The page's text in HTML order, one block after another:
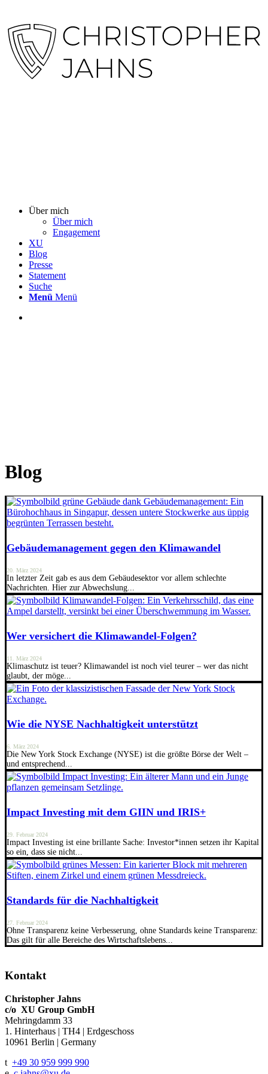
Über mich
Über mich
Engagement
XU
Blog
Presse
Statement
Suche
Menü Menü
Blog
Gebäudemanagement gegen den Klimawandel
20. März 2024
In letzter Zeit gab es aus dem Gebäudesektor vor allem schlechte
Nachrichten. Hier zur Abwechslung...
Wer versichert die Klimawandel-Folgen?
11. März 2024
Klimaschutz ist teuer? Klimawandel ist noch viel teurer – wer das nicht
glaubt, der möge...
Wie die NYSE Nachhaltigkeit unterstützt
6. März 2024
Die New York Stock Exchange (NYSE) ist die größte Börse der Welt –
und entsprechend...
Impact Investing mit dem GIIN und IRIS+
29. Februar 2024
Impact Investing ist eine brillante Sache: Investor*innen setzen ihr Kapital
so ein, dass sie nicht...
Standards für die Nachhaltigkeit
27. Februar 2024
Ohne Transparenz keine Verbesserung, ohne Standards keine Transparenz:
Das gilt für alle Bereiche des Wirtschaftslebens...
Kontakt
Christopher Jahns
c/o XU Group GmbH
Mehringdamm 33
1. Hinterhaus | TH4 | Erdgeschoss
10961 Berlin | Germany
t +49 30 959 999 990